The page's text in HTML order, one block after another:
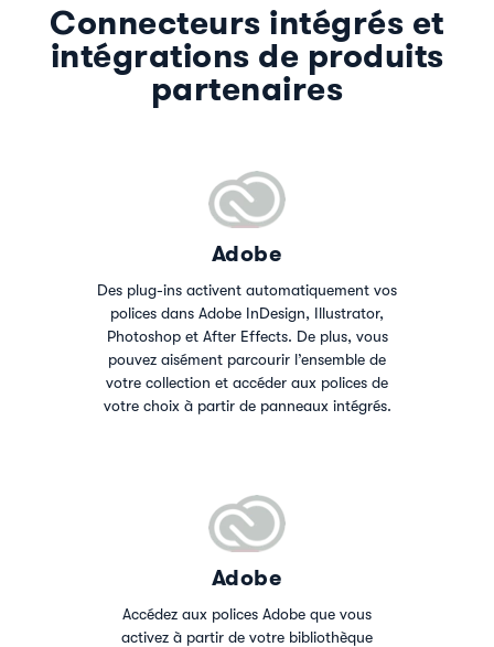
Connecteurs intégrés et
intégrations de produits
partenaires
Adobe
Des plug-ins activent automatiquement vos
polices dans Adobe InDesign, Illustrator,
Photoshop et After Effects. De plus, vous
pouvez aisément parcourir l’ensemble de
votre collection et accéder aux polices de
votre choix à partir de panneaux intégrés.
Adobe
Accédez aux polices Adobe que vous
activez à partir de votre bibliothèque